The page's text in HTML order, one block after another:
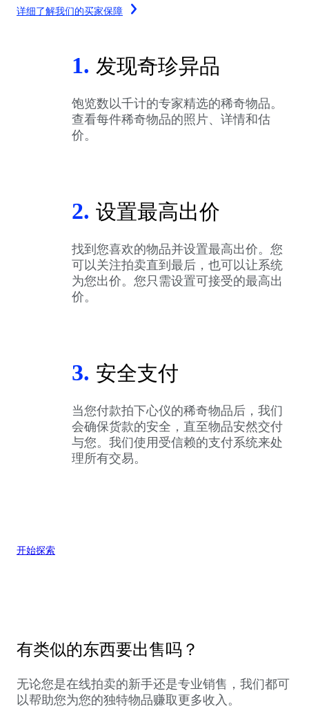
详细了解我们的买家保障
1. 发现奇珍异品
饱览数以千计的专家精选的稀奇物品。
查看每件稀奇物品的照片、详情和估
价。
2. 设置最高出价
找到您喜欢的物品并设置最高出价。您
可以关注拍卖直到最后，也可以让系统
为您出价。您只需设置可接受的最高出
价。
3. 安全支付
当您付款拍下心仪的稀奇物品后，我们
会确保货款的安全，直至物品安然交付
与您。我们使用受信赖的支付系统来处
理所有交易。
开始探索
有类似的东西要出售吗？
无论您是在线拍卖的新手还是专业销售，我们都可
以帮助您为您的独特物品赚取更多收入。